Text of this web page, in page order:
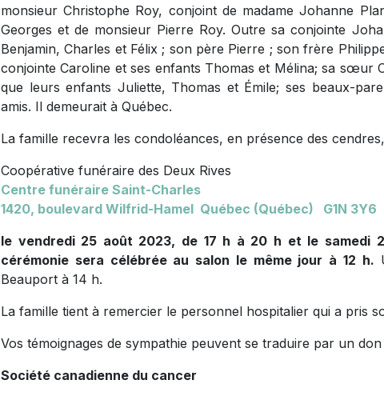
monsieur Christophe Roy, conjoint de madame Johanne
Georges et de monsieur Pierre Roy. Outre sa conjointe
Benjamin, Charles et Félix ; son père Pierre ; son frère
conjointe Caroline et ses enfants Thomas et Mélina; sa sœur
que leurs enfants Juliette, Thomas et Émile; ses beaux-
amis. Il demeurait à Québec.
La famille recevra les condoléances, en présence des
Coopérative funéraire des Deux Rives
Centre funéraire Saint-Charles
1420, boulevard Wilfrid-Hamel Québec (Québec) G1N 3Y6
le vendredi 25 août 2023, de 17 h à 20 h et le samedi
cérémonie sera célébrée au salon le même jour à 12 h.
Beauport à 14 h.
La famille tient à remercier le personnel hospitalier qui a pris
Vos témoignages de sympathie peuvent se traduire par un
Société canadienne du cancer